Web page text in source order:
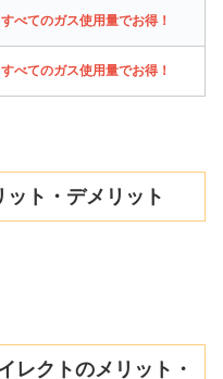
すべてのガス使用量でお得！
すべてのガス使用量でお得！
ト・デメリット
レクトのメリット・